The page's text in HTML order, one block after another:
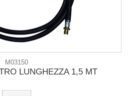
M03150
LUNGHEZZA 1,5 MT